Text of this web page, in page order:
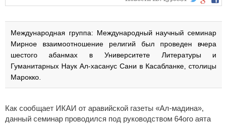
Международная группа: Международный научный семинар
Мирное взаимоотношение религий был проведен вчера
шестого абанмах в Университете Литературы и
Гуманитарных Наук Ал-хасанус Сани в Касабланке, столицы
Марокко.
Как сообщает ИКАИ от аравийской газеты «Ал-мадина»,
данный семинар проводился под руководством 64ого аята